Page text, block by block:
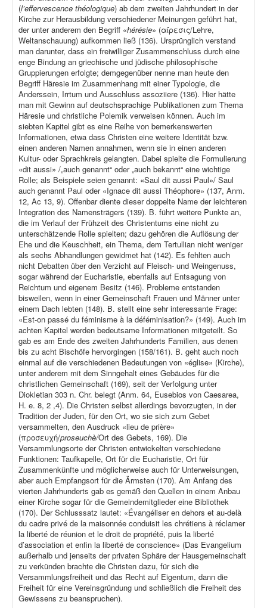
(l’effervescence théologique) ab dem zweiten Jahrhundert in der
Kirche zur Herausbildung verschiedener Meinungen geführt hat,
der unter anderem den Begriff «hérésie» (αἵρεσις/Lehre,
Weltanschauung) aufkommen ließ (136). Ursprünglich verstand
man darunter, dass ein freiwilliger Zusammenschluss durch eine
enge Bindung an griechische und jüdische philosophische
Gruppierungen erfolgte; demgegenüber nenne man heute den
Begriff Häresie im Zusammenhang mit einer Typologie, die
Anderssein, Irrtum und Ausschluss assoziiere (136). Hier hätte
man mit Gewinn auf deutschsprachige Publikationen zum Thema
Häresie und christliche Polemik verweisen können. Auch im
siebten Kapitel gibt es eine Reihe von bemerkenswerten
Informationen, etwa dass Christen eine weitere Identität bzw.
einen anderen Namen annahmen, wenn sie in einen anderen
Kultur- oder Sprachkreis gelangten. Dabei spielte die Formulierung
«dit aussi» /„auch genannt“ oder „auch bekannt“ eine wichtige
Rolle; als Beispiele seien genannt: «Saul dit aussi Paul»/ Saul
auch genannt Paul oder «Ignace dit aussi Théophore» (137, Anm.
12, Ac 13, 9). Offenbar diente dieser doppelte Name der leichteren
Integration des Namensträgers (139). B. führt weitere Punkte an,
die im Verlauf der Frühzeit des Christentums eine nicht zu
unterschätzende Rolle spielten; dazu gehören die Auflösung der
Ehe und die Keuschheit, ein Thema, dem Tertullian nicht weniger
als sechs Abhandlungen gewidmet hat (142). Es fehlten auch
nicht Debatten über den Verzicht auf Fleisch- und Weingenuss,
sogar während der Eucharistie, ebenfalls auf Entsagung von
Reichtum und eigenem Besitz (146). Probleme entstanden
bisweilen, wenn in einer Gemeinschaft Frauen und Männer unter
einem Dach lebten (148). B. stellt eine sehr interessante Frage:
«Est-on passé du féminisme à la déféminisation?» (149). Auch im
achten Kapitel werden bedeutsame Informationen mitgeteilt. So
gab es am Ende des zweiten Jahrhunderts Familien, aus denen
bis zu acht Bischöfe hervorgingen (158/161). B. geht auch noch
einmal auf die verschiedenen Bedeutungen von «église» (Kirche),
unter anderem mit dem Sinngehalt eines Gebäudes für die
christlichen Gemeinschaft (169), seit der Verfolgung unter
Diokletian 303 n. Chr. belegt (Anm. 64, Eusebios von Caesarea,
H. e. 8, 2 ,4). Die Christen selbst allerdings bevorzugten, in der
Tradition der Juden, für den Ort, wo sie sich zum Gebet
versammelten, den Ausdruck «lieu de prière»
(προσευχή/proseuchè/Ort des Gebets, 169). Die
Versammlungsorte der Christen entwickelten verschiedene
Funktionen: Taufkapelle, Ort für die Eucharistie, Ort für
Zusammenkünfte und möglicherweise auch für Unterweisungen,
aber auch Empfangsort für die Ärmsten (170). Am Anfang des
vierten Jahrhunderts gab es gemäß den Quellen in einem Anbau
einer Kirche sogar für die Gemeindemitglieder eine Bibliothek
(170). Der Schlusssatz lautet: «Évangéliser en dehors et au-delà
du cadre privé de la maisonnée conduisit les chrétiens à réclamer
la liberté de réunion et le droit de propriété, puis la liberté
d’association et enfin la liberté de conscience» (Das Evangelium
außerhalb und jenseits der privaten Sphäre der Hausgemeinschaft
zu verkünden brachte die Christen dazu, für sich die
Versammlungsfreiheit und das Recht auf Eigentum, dann die
Freiheit für eine Vereinsgründung und schließlich die Freiheit des
Gewissens zu beanspruchen).